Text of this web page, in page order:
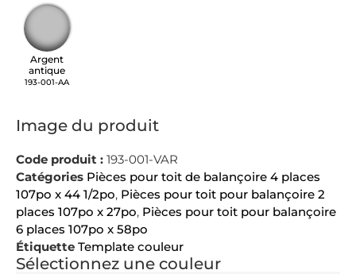
Argent
antique
193-001-AA
Image du produit
Code produit : 193-001-VAR
Catégories Pièces pour toit de balançoire 4 places
107po x 44 1/2po, Pièces pour toit pour balançoire 2
places 107po x 27po, Pièces pour toit pour balançoire
6 places 107po x 58po
Étiquette Template couleur
Sélectionnez une couleur